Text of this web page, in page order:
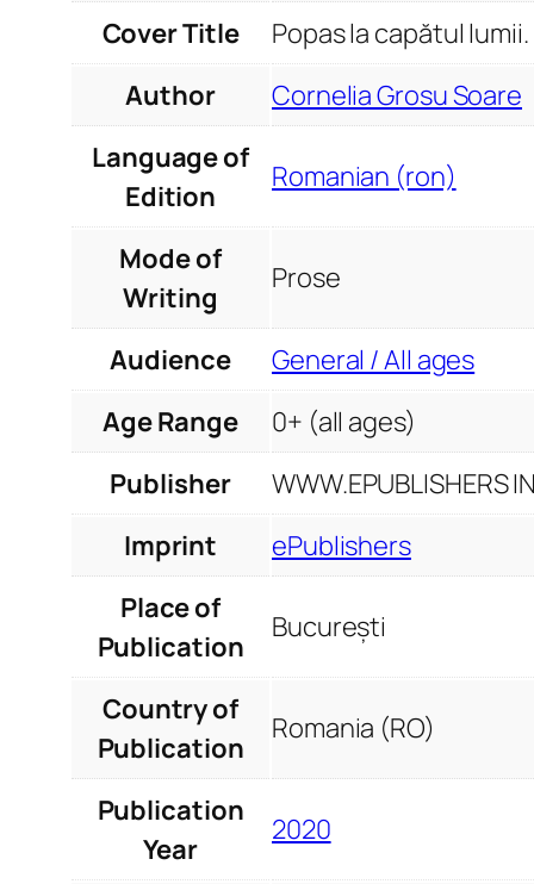
Cover Title
Popas la capătul
Author
Cornelia Grosu Soare
Language of
Edition
Romanian (ron)
Mode of
Writing
Prose
Audience
General / All ages
Age Range
0+ (all ages)
Publisher
WWW.EPUBLISHERS
Imprint
ePublishers
Place of
Publication
București
Country of
Publication
Romania (RO)
Publication
Year
2020